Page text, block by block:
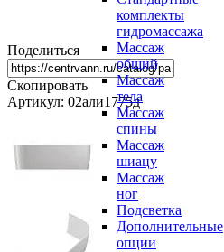
комплекты
гидромассажа
Массаж
общий
Массаж
тела
Массаж
спины
Массаж
шиацу
Массаж
ног
Подсветка
Дополнительные
опции
Поделиться
Скопировать
Артикул: 02али1775д